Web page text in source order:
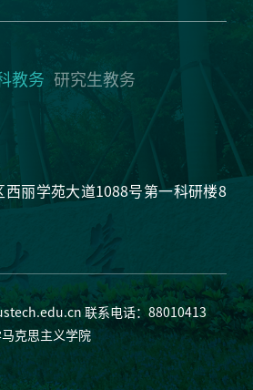
教务 研究生教务
西丽学苑大道1088号第一科研楼8
联系电话：88010413
克思主义学院